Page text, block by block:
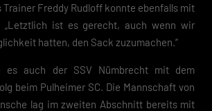
Trainer Freddy Rudloff konnte ebenfalls mit
„Letztlich ist es gerecht, auch wenn wir
hatten, den Sack zuzumachen.“
es auch der SSV Nümbrecht mit dem
beim Pulheimer SC. Die Mannschaft von
lag im zweiten Abschnitt bereits mit